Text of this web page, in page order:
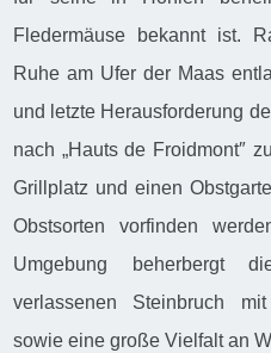
Fledermäuse bekannt ist.
Ruhe am Ufer der Maas
und letzte Herausforderung
nach „Hauts de Froidmont″
Grillplatz und einen
Obstsorten vorfinden
Umgebung beherbergt
verlassenen Steinbruch
sowie eine große Vielfalt an